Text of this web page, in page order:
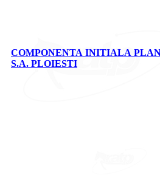
COMPONENTA INITIALA
S.A. PLOIESTI